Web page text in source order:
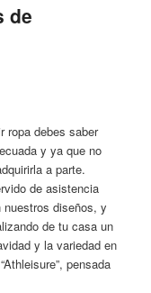
de
ropa debes saber
y ya que no
a parte.
de asistencia
nuestros diseños, y
de tu casa un
y la variedad en
pensada